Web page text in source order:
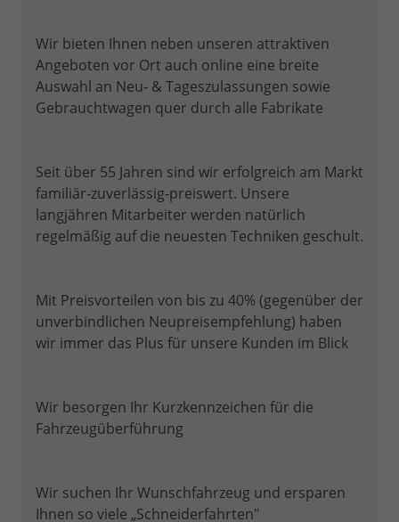
Wir bieten Ihnen neben unseren attraktiven
Angeboten vor Ort auch online eine breite
Auswahl an Neu‐ & Tageszulassungen sowie
Gebrauchtwagen quer durch alle Fabrikate
Seit über 55 Jahren sind wir erfolgreich am Markt
familiär‐zuverlässig‐preiswert. Unsere
langjähren Mitarbeiter werden natürlich
regelmäßig auf die neuesten Techniken geschult.
Mit Preisvorteilen von bis zu 40% (gegenüber der
unverbindlichen Neupreisempfehlung) haben
wir immer das Plus für unsere Kunden im Blick
Wir besorgen Ihr Kurzkennzeichen für die
Fahrzeugüberführung
Wir suchen Ihr Wunschfahrzeug und ersparen
Ihnen so viele „Schneiderfahrten"